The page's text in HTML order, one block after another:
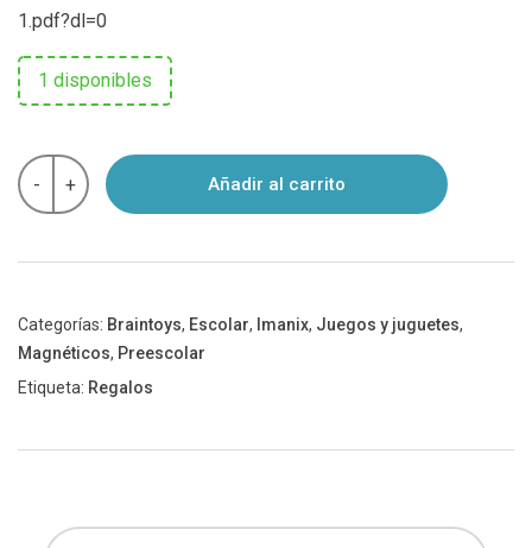
1.pdf?dl=0
1 disponibles
-
IMANIX
CLASSIC
-
+ Añadir al carrito
Categorías: Braintoys, Escolar, Imanix, Juegos y juguetes,
Magnéticos, Preescolar
Etiqueta: Regalos